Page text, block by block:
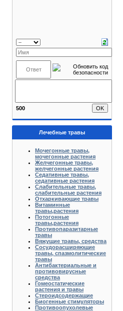
500
Лечебные травы
Мочегонные травы,
мочегонные растения
Желчегонные травы,
желчегонные растения
Седативные травы,
седативные растения
Слабительные травы,
слабительные растения
Отхаркивающие травы
Витаминные
травы,растения
Потогонные
травы,растения
Противопаразитарные
травы
Вяжущие травы, средства
Сосудорасширяющие
травы, спазмолитические
травы
Антибактериальные и
противовирусные
средства
Гомеостатические
растения и травы
Стероидсодержащие
Биогенные стимуляторы
Противоопухолевые